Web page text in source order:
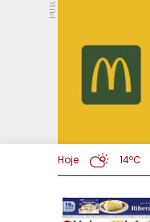
PUB.
Hoje 14ºC